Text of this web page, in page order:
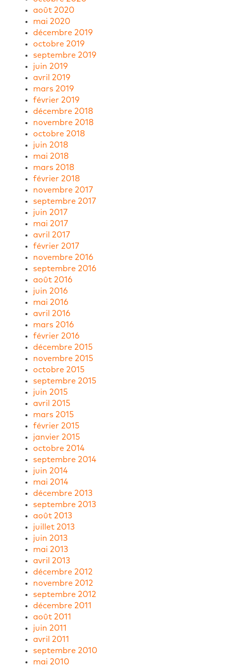
août 2020
mai 2020
décembre 2019
octobre 2019
septembre 2019
juin 2019
avril 2019
mars 2019
février 2019
décembre 2018
novembre 2018
octobre 2018
juin 2018
mai 2018
mars 2018
février 2018
novembre 2017
septembre 2017
juin 2017
mai 2017
avril 2017
février 2017
novembre 2016
septembre 2016
août 2016
juin 2016
mai 2016
avril 2016
mars 2016
février 2016
décembre 2015
novembre 2015
octobre 2015
septembre 2015
juin 2015
avril 2015
mars 2015
février 2015
janvier 2015
octobre 2014
septembre 2014
juin 2014
mai 2014
décembre 2013
septembre 2013
août 2013
juillet 2013
juin 2013
mai 2013
avril 2013
décembre 2012
novembre 2012
septembre 2012
décembre 2011
août 2011
juin 2011
avril 2011
septembre 2010
mai 2010